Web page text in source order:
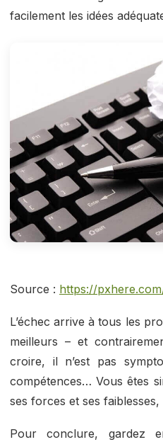
facilement les idées
Source : https://
L’échec arrive à tous les
meilleurs – et
croire, il n’est pas
compétences… Vous êtes
ses forces et ses faiblesses,
Pour conclure, gardez